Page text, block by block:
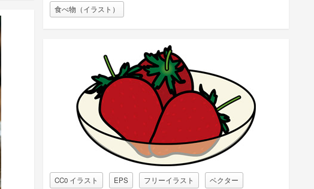
食べ物（イラスト）
CC0 イラスト EPS フリーイラスト ベクター